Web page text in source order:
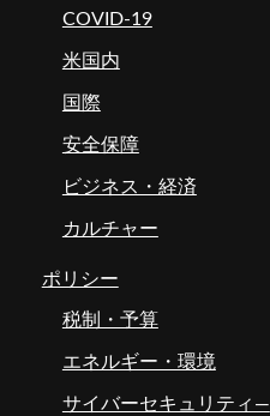
COVID-19
米国内
国際
安全保障
ビジネス・経済
カルチャー
ポリシー
税制・予算
エネルギー・環境
サイバーセキュリティ―